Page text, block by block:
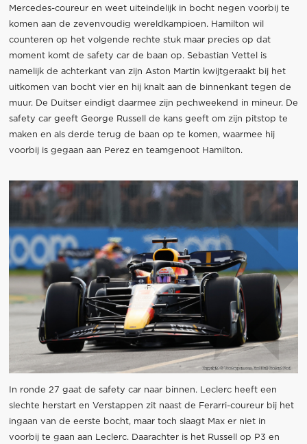
Mercedes-coureur en weet uiteindelijk in bocht negen voorbij te
komen aan de zevenvoudig wereldkampioen. Hamilton wil
counteren op het volgende rechte stuk maar precies op dat
moment komt de safety car de baan op. Sebastian Vettel is
namelijk de achterkant van zijn Aston Martin kwijtgeraakt bij het
uitkomen van bocht vier en hij knalt aan de binnenkant tegen de
muur. De Duitser eindigt daarmee zijn pechweekend in mineur. De
safety car geeft George Russell de kans geeft om zijn pitstop te
maken en als derde terug de baan op te komen, waarmee hij
voorbij is gegaan aan Perez en teamgenoot Hamilton.
In ronde 27 gaat de safety car naar binnen. Leclerc heeft een
slechte herstart en Verstappen zit naast de Ferarri-coureur bij het
ingaan van de eerste bocht, maar toch slaagt Max er niet in
voorbij te gaan aan Leclerc. Daarachter is het Russell op P3 en